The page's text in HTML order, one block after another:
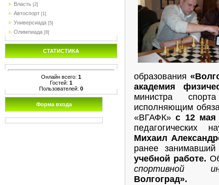
Власть [2]
Автоспорт [1]
Универсиада [5]
Олимпиада [8]
СТАТИСТИКА
Онлайн всего: 1
Гостей: 1
Пользователей: 0
Форма входа
образования
академия
министра
исполняющим
«ВГАФК»с 12 мая
педагогических
Михаил
ранее
учебной работе.
спортивной
Волгоград».